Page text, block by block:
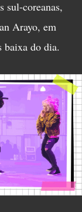
sul-coreanas,
Arayo, em
baixa do dia.